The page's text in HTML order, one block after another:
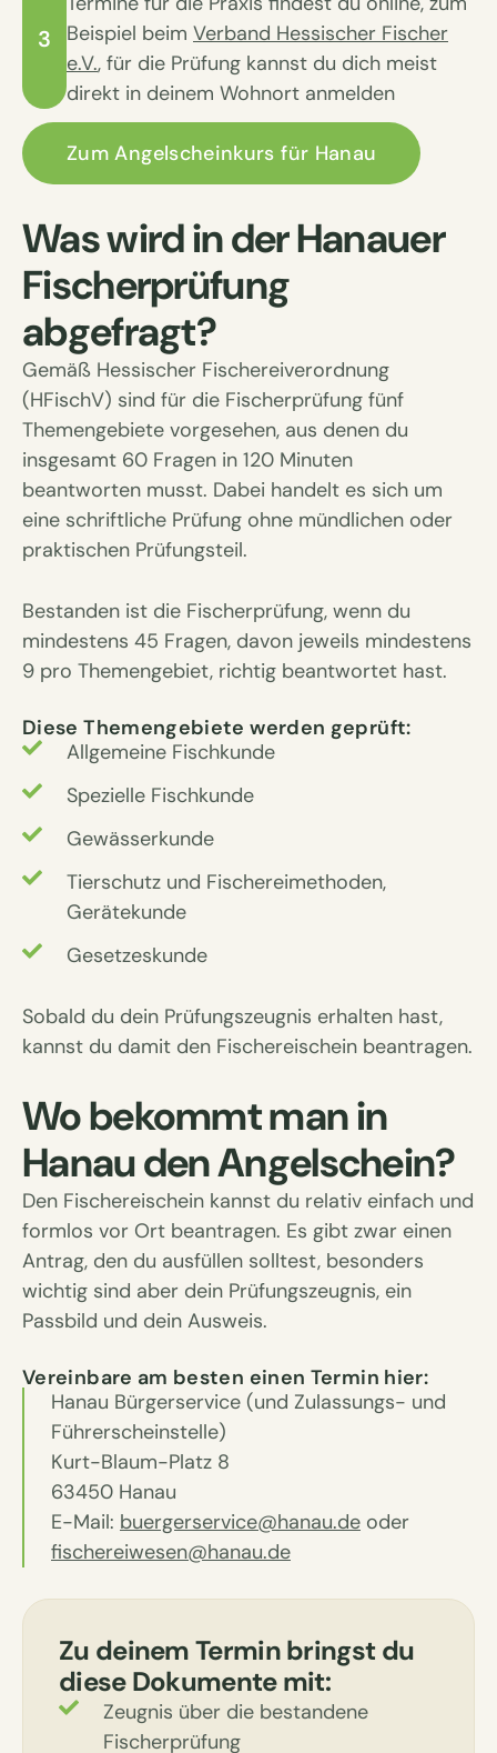
3
Beispiel beim Verband Hessischer Fischer
e.V., für die Prüfung kannst du dich meist
direkt in deinem Wohnort anmelden
Zum Angelscheinkurs für Hanau
Was wird in der Hanauer
Fischerprüfung
abgefragt?
Gemäß Hessischer Fischereiverordnung
(HFischV) sind für die Fischerprüfung fünf
Themengebiete vorgesehen, aus denen du
insgesamt 60 Fragen in 120 Minuten
beantworten musst. Dabei handelt es sich um
eine schriftliche Prüfung ohne mündlichen oder
praktischen Prüfungsteil.
Bestanden ist die Fischerprüfung, wenn du
mindestens 45 Fragen, davon jeweils mindestens
9 pro Themengebiet, richtig beantwortet hast.
Diese Themengebiete werden geprüft:
Allgemeine Fischkunde
Spezielle Fischkunde
Gewässerkunde
Tierschutz und Fischereimethoden,
Gerätekunde
Gesetzeskunde
Sobald du dein Prüfungszeugnis erhalten hast,
kannst du damit den Fischereischein beantragen.
Wo bekommt man in
Hanau den Angelschein?
Den Fischereischein kannst du relativ einfach und
formlos vor Ort beantragen. Es gibt zwar einen
Antrag, den du ausfüllen solltest, besonders
wichtig sind aber dein Prüfungszeugnis, ein
Passbild und dein Ausweis.
Vereinbare am besten einen Termin hier:
Hanau Bürgerservice (und Zulassungs- und
Führerscheinstelle)
Kurt-Blaum-Platz 8
63450 Hanau
E-Mail: buergerservice@hanau.de oder
fischereiwesen@hanau.de
Zu deinem Termin bringst du
diese Dokumente mit:
Zeugnis über die bestandene
Fischerprüfung